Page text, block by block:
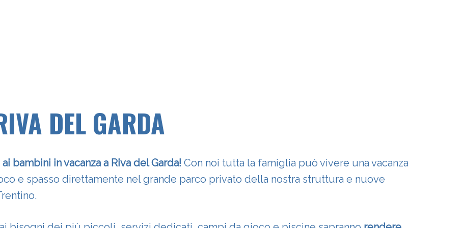
DEL GARDA
bambini in vacanza a Riva del Garda!Con noi tutta la famiglia può vivere una vacanza
e spasso direttamente nel grande parco privato della nostra struttura e nuove